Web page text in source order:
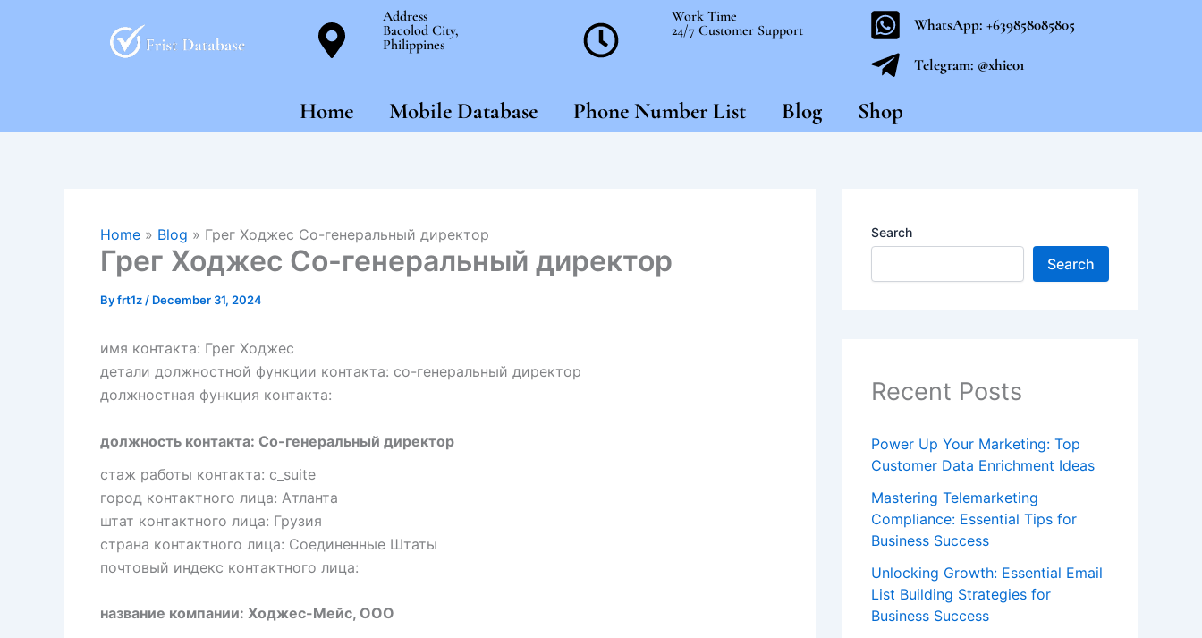
Address
Bacolod City,
Philippines
Work Time
24/7 Customer Support
WhatsApp: +639858085805
Telegram: @xhie01
Home Mobile Database Phone Number List Blog Shop
Home » Blog » Грег Ходжес Со-генеральный директор
Грег Ходжес Со-генеральный директор
Byfrt1z / December 31, 2024
имя контакта: Грег Ходжес
детали должностной функции контакта: со-генеральный директор
должностная функция контакта:
должность контакта: Со-генеральный директор
стаж работы контакта: c_suite
город контактного лица: Атланта
штат контактного лица: Грузия
страна контактного лица: Соединенные Штаты
почтовый индекс контактного лица:
название компании: Ходжес-Мейс, ООО
Search
Search
Recent Posts
Power Up Your Marketing: Top
Customer Data Enrichment Ideas
Mastering Telemarketing
Compliance: Essential Tips for
Business Success
Unlocking Growth: Essential Email
List Building Strategies for
Business Success